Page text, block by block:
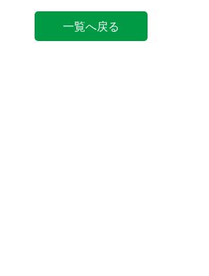
一覧へ戻る